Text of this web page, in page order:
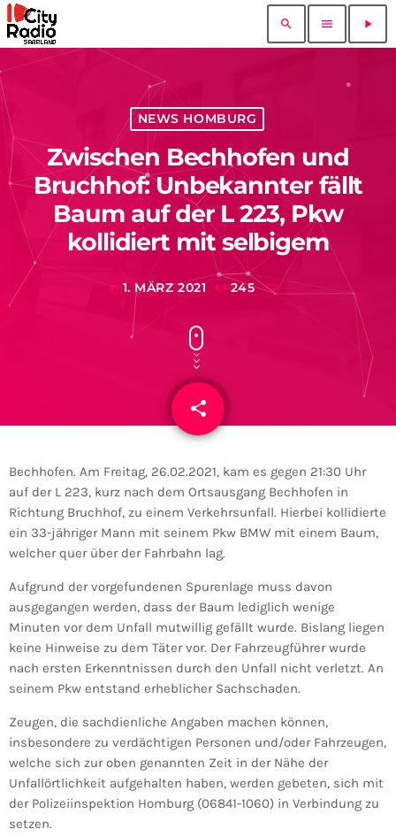
search menu play_arrow
NEWS HOMBURG
Zwischen Bechhofen und
Bruchhof: Unbekannter fällt
Baum auf der L 223, Pkw
kollidiert mit selbigem
today 1. MÄRZ 2021 245
share
email
Bechhofen. Am Freitag, 26.02.2021, kam es gegen 21:30 Uhr
auf der L 223, kurz nach dem Ortsausgang Bechhofen in
Richtung Bruchhof, zu einem Verkehrsunfall. Hierbei kollidierte
ein 33-jähriger Mann mit seinem Pkw BMW mit einem Baum,
welcher quer über der Fahrbahn lag.
Aufgrund der vorgefundenen Spurenlage muss davon
ausgegangen werden, dass der Baum lediglich wenige
Minuten vor dem Unfall mutwillig gefällt wurde. Bislang liegen
keine Hinweise zu dem Täter vor. Der Fahrzeugführer wurde
nach ersten Erkenntnissen durch den Unfall nicht verletzt. An
seinem Pkw entstand erheblicher Sachschaden.
Zeugen, die sachdienliche Angaben machen können,
insbesondere zu verdächtigen Personen und/oder Fahrzeugen,
welche sich zur oben genannten Zeit in der Nähe der
Unfallörtlichkeit aufgehalten haben, werden gebeten, sich mit
der Polizeiinspektion Homburg (06841-1060) in Verbindung zu
setzen.